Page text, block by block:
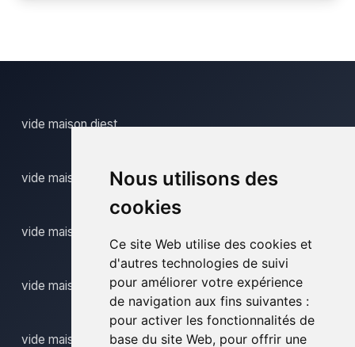
Nous utilisons des
cookies
Ce site Web utilise des cookies et
d'autres technologies de suivi
pour améliorer votre expérience
de navigation aux fins suivantes :
pour activer les fonctionnalités de
base du site Web, pour offrir une
vide maison diest
vide maison dilbeek
vide maison herent
vide maison herinnes
vide maison kapellen